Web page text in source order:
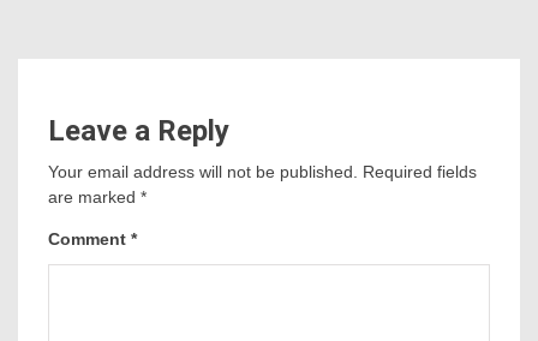
Leave a Reply
Your email address will not be published.
Required fields
are marked *
Comment *